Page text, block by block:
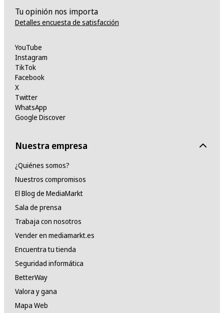
Tu opinión nos importa
Detalles encuesta de satisfacción
YouTube
Instagram
TikTok
Facebook
X
Twitter
WhatsApp
Google Discover
Nuestra empresa
¿Quiénes somos?
Nuestros compromisos
El Blog de MediaMarkt
Sala de prensa
Trabaja con nosotros
Vender en mediamarkt.es
Encuentra tu tienda
Seguridad informática
BetterWay
Valora y gana
Mapa Web